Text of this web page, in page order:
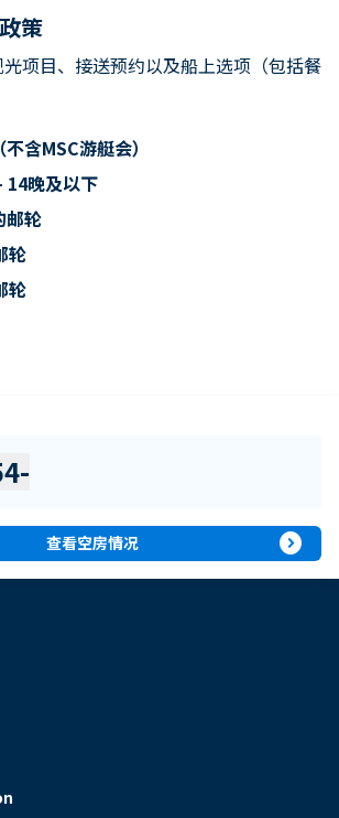
策
项目、接送预约以及船上选项（包括餐
含MSC游艇会）
14晚及以下
邮轮
轮
轮
-
查看空房情况 expand_circle_right